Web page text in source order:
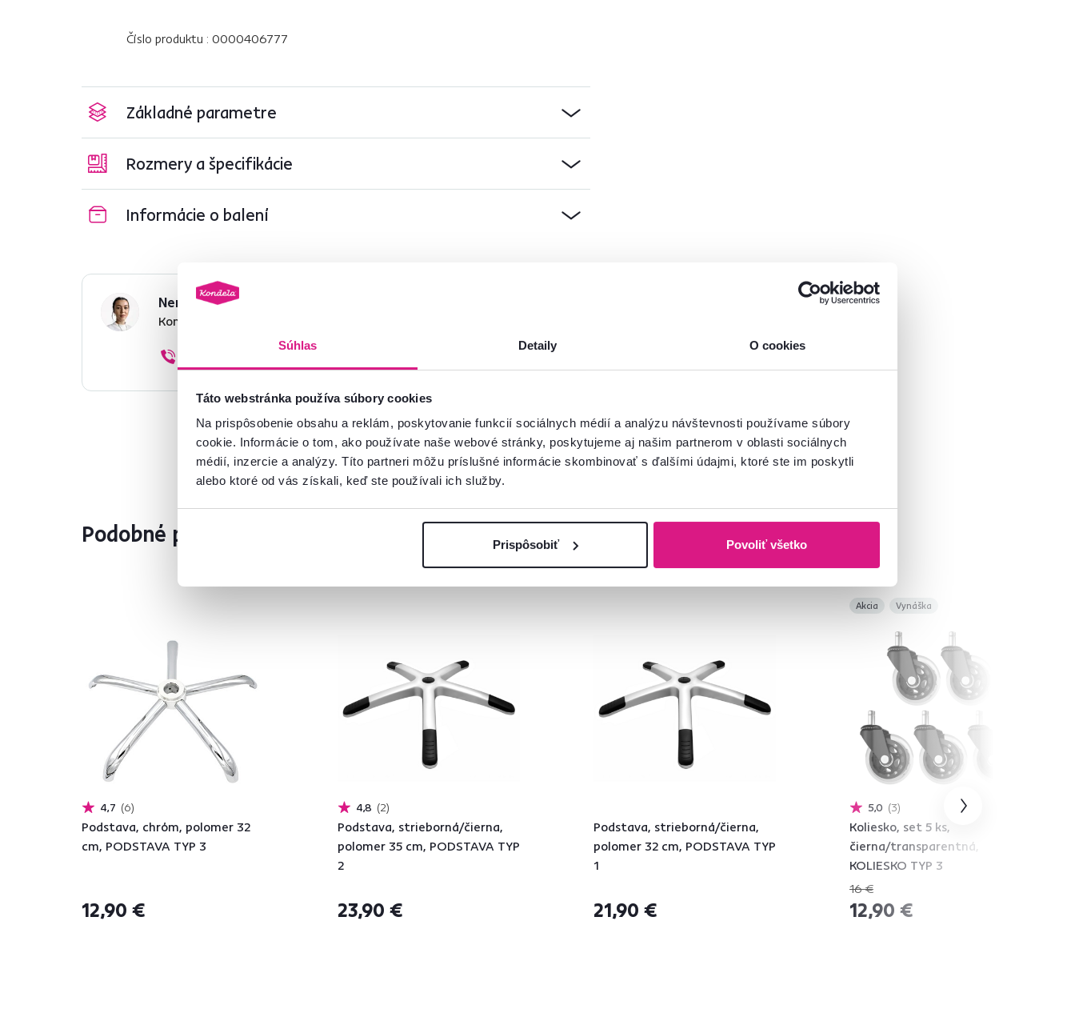
Súhlas Detaily O cookies
Táto webstránka používa súbory cookies
Na prispôsobenie obsahu a reklám, poskytovanie funkcií sociálnych médií a analýzu návštevnosti používame súbory
cookie. Informácie o tom, ako používate naše webové stránky, poskytujeme aj našim partnerom v oblasti sociálnych
médií, inzercie a analýzy. Títo partneri môžu príslušné informácie skombinovať s ďalšími údajmi, ktoré ste im poskytli
alebo ktoré od vás získali, keď ste používali ich služby.
Prispôsobiť Povoliť všetko
Číslo produktu : 0000406777
Základné parametre
Rozmery a špecifikácie
Informácie o balení
Nenašli ste požadované informácie?
Kontaktujte nás a my vám radi poradíme
Podobné produkty
4,7 6
Podstava, chróm, polomer 32
cm, PODSTAVA TYP 3
12,90 €
4,8 2
Podstava, strieborná/čierna,
polomer 35 cm, PODSTAVA TYP
2
23,90 €
Podstava, strieborná/čierna,
polomer 32 cm, PODSTAVA TYP
1
21,90 €
Akcia Vynáška
5,0 3
Koliesko, set 5 ks,
čierna/transparentná,
KOLIESKO TYP 3
16 €
12,90 €